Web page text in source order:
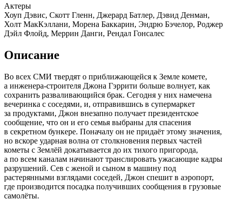
Актеры
Хоуп Дэвис, Скотт Гленн, Джерард Батлер, Дэвид Денман,
Холт МакКэллани, Морена Баккарин, Эндрю Бэчелор, Роджер
Дэйл Флойд, Меррин Данги, Рендал Гонсалес
Описание
Во всех СМИ твердят о приближающейся к Земле комете,
а инженера-строителя Джона Гэррити больше волнует, как
сохранить разваливающийся брак. Сегодня у них намечена
вечеринка с соседями, и, отправившись в супермаркет
за продуктами, Джон внезапно получает президентское
сообщение, что он и его семья выбраны для спасения
в секретном бункере. Поначалу он не придаёт этому значения,
но вскоре ударная волна от столкновения первых частей
кометы с Землёй докатывается до их тихого пригорода,
а по всем каналам начинают транслировать ужасающие кадры
разрушений. Сев с женой и сыном в машину под
растерянными взглядами соседей, Джон спешит в аэропорт,
где производится посадка получивших сообщения в грузовые
самолёты.